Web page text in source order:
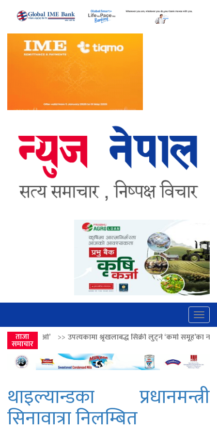
ताजा
समाचार
श्रृंखलाबद्ध सिक्री लुट्ने ‘कर्मा समूह’का नाइकेसहित पाँच पक्राउ >>
थाइल्यान्डका प्रधानमन्त्री
सिनावात्रा निलम्बित